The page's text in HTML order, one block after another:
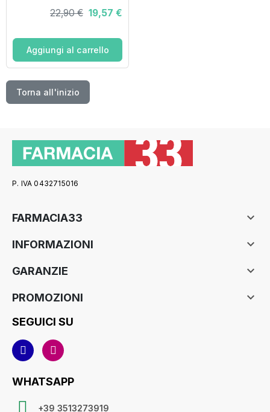
GEL DOCCIA
SURGRAS 750 ML
22,90 € 19,57 €
Aggiungi al carrello
Torna all'inizio
P. IVA 0432715016
FARMACIA33 
INFORMAZIONI 
GARANZIE 
PROMOZIONI 
SEGUICI SU
WHATSAPP
+39 3513273919